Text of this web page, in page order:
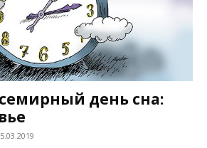
день сна: